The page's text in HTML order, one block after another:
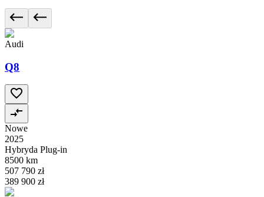
Audi
Q8
Nowe
2025
Hybryda Plug-in
8500 km
507 790 zł
389 900 zł